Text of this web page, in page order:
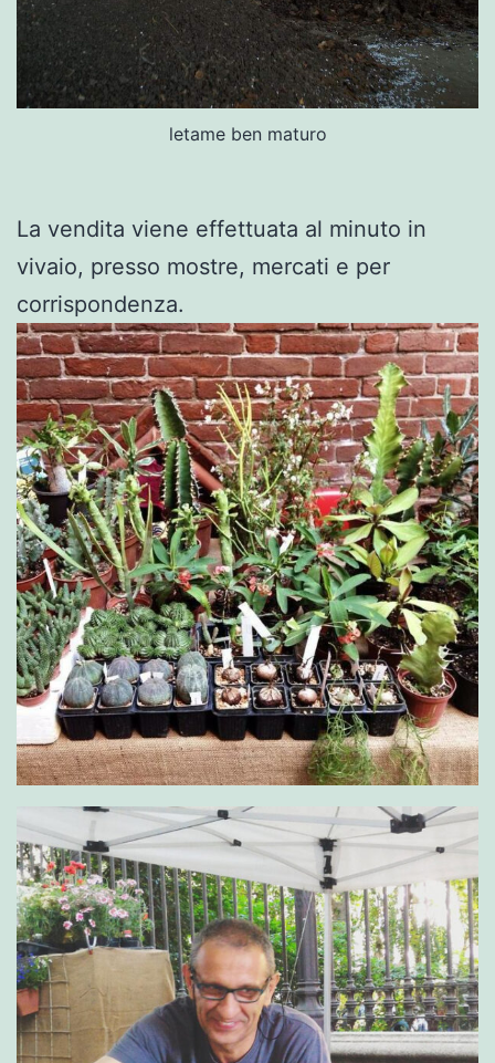
letame ben maturo
La vendita viene effettuata al minuto in
vivaio, presso mostre, mercati e per
corrispondenza.